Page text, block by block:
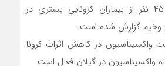
هستند گفت: حال ۴۵ نفر از بیماران کرونایی بستری در
وخیم گزارش شده است.
واکسیناسیون در کاهش اثرات کرونا